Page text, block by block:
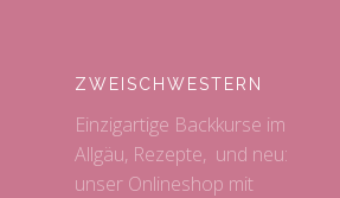
ZWEISCHWESTERN
Einzigartige Backkurse im
Allgäu, Rezepte, und neu:
unser Onlineshop mit